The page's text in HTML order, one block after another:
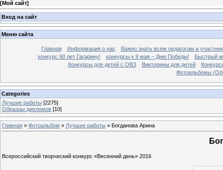
[Мой сайт]
Вход на сайт
Меню сайта
Главная Информация о нас
Важно знать всем педагогам и
конкурс 90 лет Гагарину!
конкурсы к 9 мая – Дню Победы!
Быстрый
Конкурсы для детей с ОВЗ
Викторины для детей
Фотоальбомы
Categories
Лучшие работы [2275]
Образцы дипломов [10]
Главная » Фотоальбом » Лучшие работы » Богданова Арина
Всероссийский творческий конкурс «Весенний день» 2016